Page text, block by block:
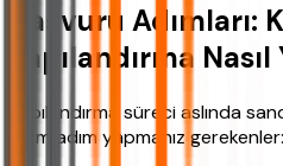
Başvuru Adımları:
Yapılandırma Nasıl
Yapılandırma süreci aslında
adım adım yapmanız gerekenler: